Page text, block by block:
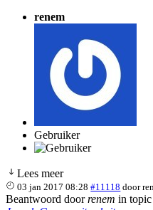
renem
Gebruiker
Lees meer
03 jan 2017 08:28 #11118 door
Beantwoord doorrenem in topic